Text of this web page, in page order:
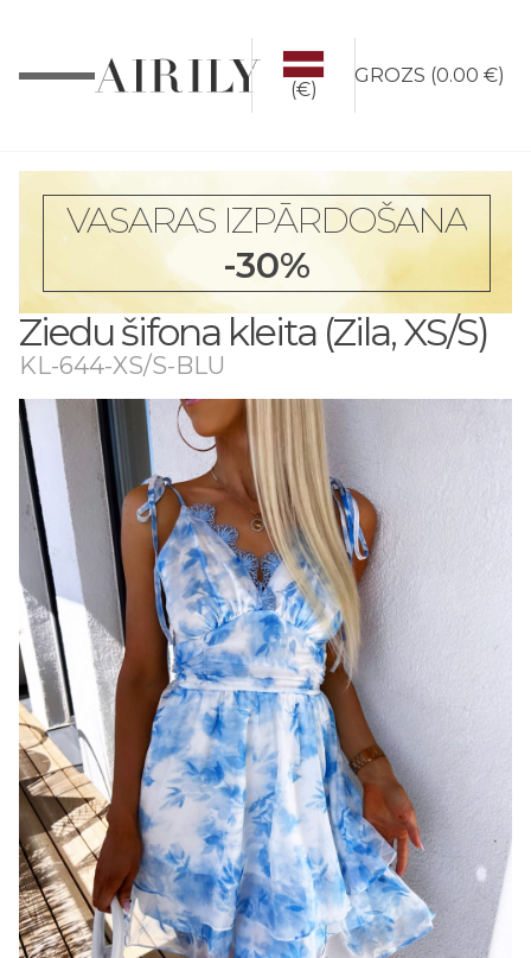
(€)
GROZS (0.00 €)
VASARAS IZPĀRDOŠANA
-30%
Ziedu šifona kleita (Zila, XS/S)
KL-644-XS/S-BLU